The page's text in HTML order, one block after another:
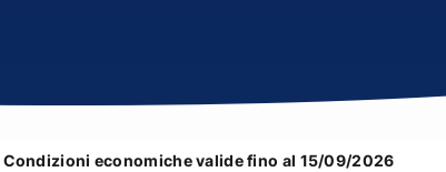
economiche valide fino al 15/09/2026